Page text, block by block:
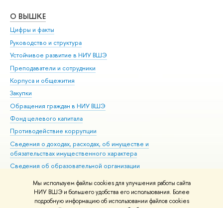
Мы используем файлы cookies для улучшения работы сайта
НИУ ВШЭ и большего удобства его использования. Более
подробную информацию об использовании файлов cookies
О ВЫШКЕ
Цифры и факты
Руководство и структура
Устойчивое развитие в НИУ ВШЭ
Преподаватели и сотрудники
Корпуса и общежития
Закупки
Обращения граждан в НИУ ВШЭ
Фонд целевого капитала
Противодействие коррупции
Сведения о доходах, расходах, об имуществе и
обязательствах имущественного характера
Сведения об образовательной организации
Людям с ограниченными возможностями здоровья
Единая платежная страница
Работа в Вышке